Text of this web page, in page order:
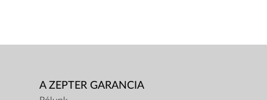
A ZEPTER GARANCIA